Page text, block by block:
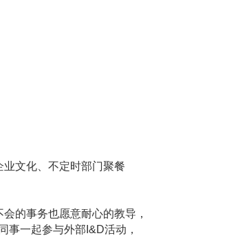
文化、不定时部门聚餐
的事务也愿意耐心的教导，
事一起参与外部I&D活动，